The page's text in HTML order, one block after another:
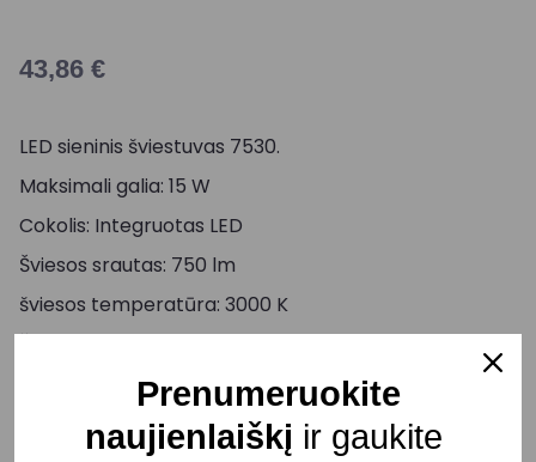
43,86 €
LED sieninis šviestuvas 7530.
Maksimali galia: 15 W
Cokolis: Integruotas LED
Šviesos srautas: 750 lm
šviesos temperatūra: 3000 K
Plotis: 160 mm
Prenumeruokite
naujienlaiškį ir gaukite